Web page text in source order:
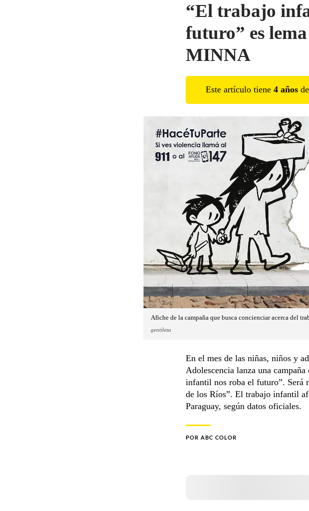
“El trabajo
futuro” es
MINNA
Este artículo tiene 4 años
Afiche de la campaña que busca concienciar acerca del
gentileza
En el mes de las niñas, niños y
Adolescencia lanza una
infantil nos roba el futuro”. Será
de los Ríos”. El trabajo infantil
Paraguay, según datos oficiales.
POR ABC COLOR